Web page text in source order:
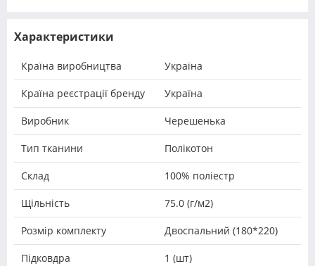
Характеристики
Країна виробництва Україна
Країна реєстрації бренду Україна
Виробник Черешенька
Тип тканини Полікотон
Склад 100% поліестр
Щільність 75.0 (г/м2)
Розмір комплекту Двоспальний (180*220)
Підковдра 1 (шт)